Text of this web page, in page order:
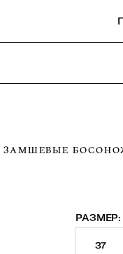
ЗАМШЕВЫЕ
РАЗМЕР:
37